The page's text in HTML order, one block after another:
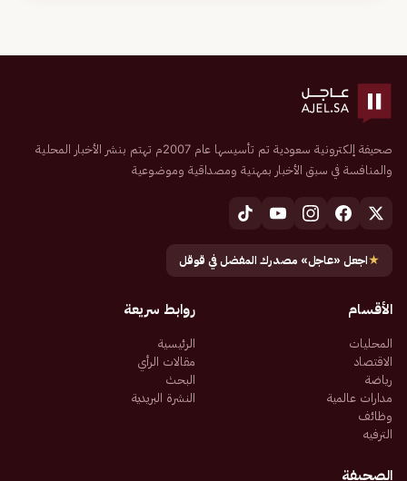
صحيفة إلكترونية سعودية تم تأسيسها عام 2007م تهتم بنشر الأخبار المحلية
والمنافسة في سبق الأخبار بمهنية ومصداقية وموضوعية
★اجعل «عاجل» مصدرك المفضل في قوقل
الأقسام
المحليات
الاقتصاد
رياضة
مدارات عالمية
وظائف
الترفيه
روابط سريعة
الرئيسية
مقالات الرأي
البحث
النشرة البريدية
الصحيفة